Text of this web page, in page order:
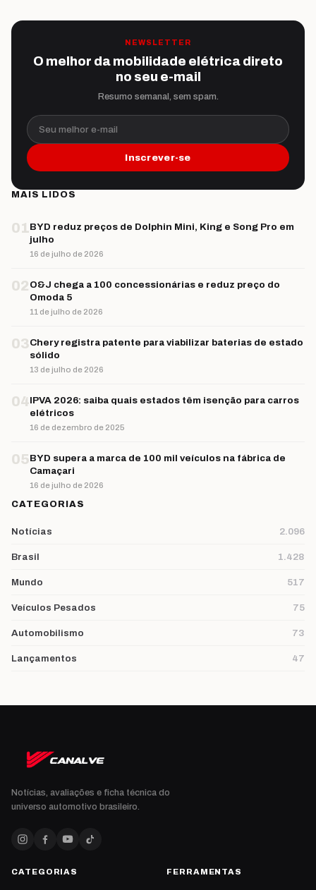
NEWSLETTER
O melhor da mobilidade elétrica direto
no seu e-mail
Resumo semanal, sem spam.
Seu melhor e-mail
Inscrever-se
MAIS LIDOS
01BYD reduz preços de Dolphin Mini, King e Song Pro em
julho
16 de julho de 2026
02 O&J chega a 100 concessionárias e reduz preço do
Omoda 5
11 de julho de 2026
03Chery registra patente para viabilizar baterias de estado
sólido
13 de julho de 2026
04IPVA 2026: saiba quais estados têm isenção para carros
elétricos
16 de dezembro de 2025
05BYD supera a marca de 100 mil veículos na fábrica de
Camaçari
16 de julho de 2026
CATEGORIAS
Notícias 2.096
Brasil 1.428
Mundo 517
Veículos Pesados 75
Automobilismo 73
Lançamentos 47
Notícias, avaliações e ficha técnica do
universo automotivo brasileiro.
CATEGORIAS FERRAMENTAS